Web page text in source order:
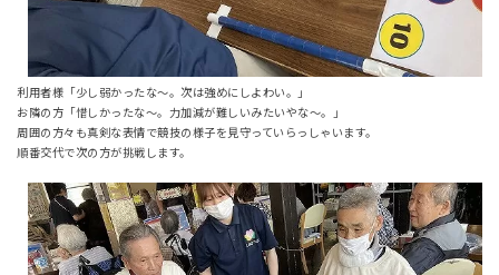
利用者様「少し弱かったな～。次は強めにしよわい。」
お隣の方「惜しかったな～。力加減が難しいみたいやな～。」
周囲の方々も真剣な表情で競技の様子を見守っていらっしゃいます。
順番交代で次の方が挑戦します。